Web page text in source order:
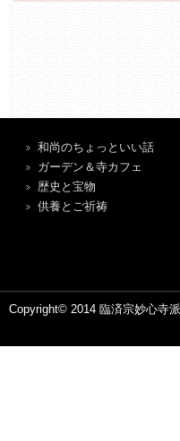
和尚のちょっといい話
ガーデン＆寺カフェ
歴史と宝物
供養とご祈祷
Copyright© 2014 臨済宗妙心寺